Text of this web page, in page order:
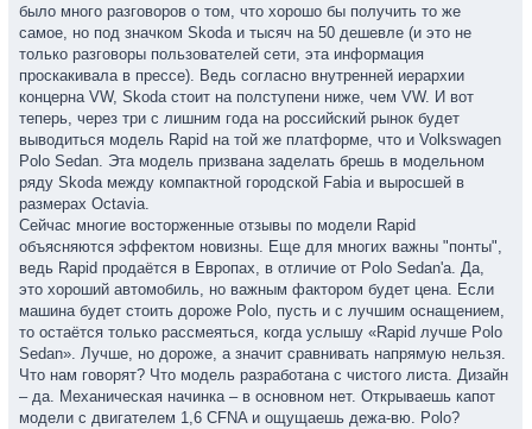
было много разговоров о том, что хорошо бы получить то же
самое, но под значком Skoda и тысяч на 50 дешевле (и это не
только разговоры пользователей сети, эта информация
проскакивала в прессе). Ведь согласно внутренней иерархии
концерна VW, Skoda стоит на полступени ниже, чем VW. И вот
теперь, через три с лишним года на российский рынок будет
выводиться модель Rapid на той же платформе, что и Volkswagen
Polo Sedan. Эта модель призвана заделать брешь в модельном
ряду Skoda между компактной городской Fabia и выросшей в
размерах Octavia.
Сейчас многие восторженные отзывы по модели Rapid
объясняются эффектом новизны. Еще для многих важны "понты",
ведь Rapid продаётся в Европах, в отличие от Polo Sedan'а. Да,
это хороший автомобиль, но важным фактором будет цена. Если
машина будет стоить дороже Polo, пусть и с лучшим оснащением,
то остаётся только рассмеяться, когда услышу «Rapid лучше Polo
Sedan». Лучше, но дороже, а значит сравнивать напрямую нельзя.
Что нам говорят? Что модель разработана с чистого листа. Дизайн
– да. Механическая начинка – в основном нет. Открываешь капот
модели с двигателем 1,6 CFNA и ощущаешь дежа-вю. Polo?